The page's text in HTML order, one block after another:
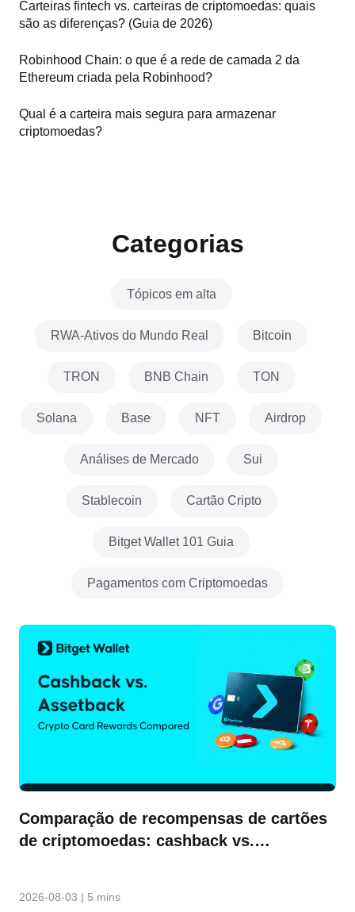
Carteiras fintech vs. carteiras de criptomoedas: quais
são as diferenças? (Guia de 2026)
Robinhood Chain: o que é a rede de camada 2 da
Ethereum criada pela Robinhood?
Qual é a carteira mais segura para armazenar
criptomoedas?
Categorias
Tópicos em alta
RWA-Ativos do Mundo Real Bitcoin
TRON BNB Chain TON
Solana Base NFT Airdrop
Análises de Mercado Sui
Stablecoin Cartão Cripto
Bitget Wallet 101 Guia
Pagamentos com Criptomoedas
Comparação de recompensas de cartões
de criptomoedas: cashback vs.
2026-08-03 | 5 mins